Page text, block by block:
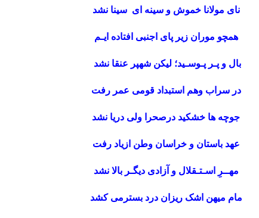
نای مولانا خموش و سینه ای سینا نشد
همچو موران زیر پای اجنبی افتاده ایـم
بال و پـر پـوسـید؛ لیکن شهپر عنقا نشد
در سراب وهم استبداد قومی عمر رفت
جوچه ها خشکید درصحرا ولی دریا نشد
عهد باستان و خراسان وطن ازیاد رفت
مهــرِ اسـتـقلال و آزادی دیگـر بالا نشد
مام میهن اشک ریزان درد بسترمی کشد